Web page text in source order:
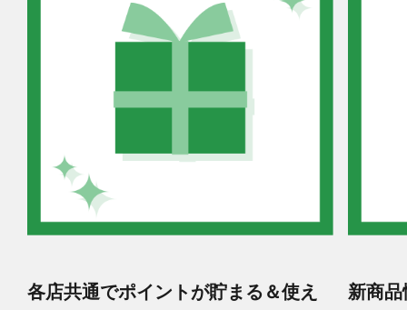
各店共通でポイントが貯まる＆使え
新商